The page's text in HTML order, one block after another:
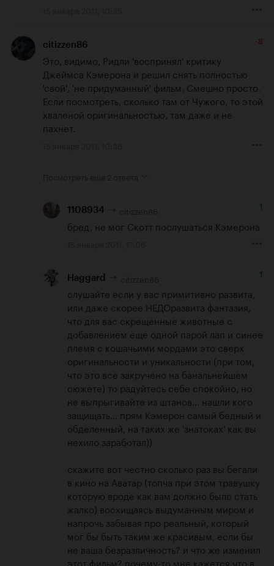
citizzen86 -8
Это, видимо, Ридли 'воспринял' критику
Джеймса Кэмерона и решил снять полностью
'свой', 'не придуманный' фильм. Смешно просто.
Если посмотреть, сколько там от Чужого, то этой
хваленой оригинальностью, там даже и не
пахнет.
1108934 1
бред, не мог Скотт послушаться Кэмерона
Haggard 1
слушайте если у вас примитивно развита,
или даже скорее НЕДОразвита фантазия,
что для вас скрещенные животные с
добавлением еще одной парой лап и синее
племя с кошачьими мордами это сверх
оригинальности и уникальности (при том,
что это все закручено на банальнейшем
сюжете) то радуйтесь себе спокойно, но
не выпрыгивайте из штанов... нашли кого
защищать... прям Кэмерон самый бедный и
обделенный, на таких же 'знатоках' как вы
нехило заработал))
скажите вот честно сколько раз вы бегали
в кино на Аватар (топча при этом травушку
которую вроде как вам должно было стать
жалко) восхищаясь выдуманным миром и
напрочь забывая про реальный, который
мог бы быть таким же красивым, если бы
не ваша безразличность? и что же изменил
этот фильм? почему-то мне кажется что в